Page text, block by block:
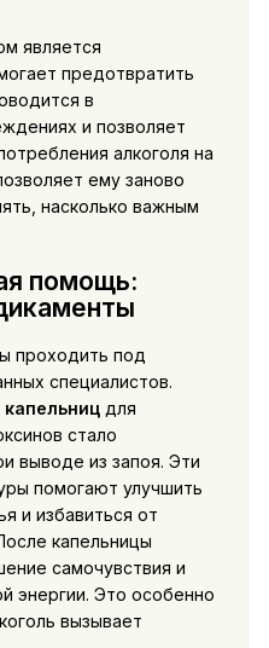
является
предотвратить
в
и позволяет
алкоголя на
ему заново
насколько важным
помощь:
проходить под
специалистов.
капельницдля
стало
выводе из запоя. Эти
помогают улучшить
и избавиться от
капельницы
самочувствия и
энергии. Это особенно
вызывает